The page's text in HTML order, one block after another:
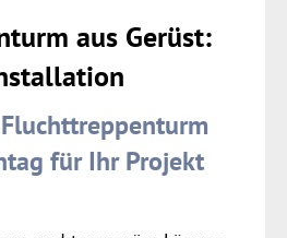
aus Gerüst:
für Ihr Projekt